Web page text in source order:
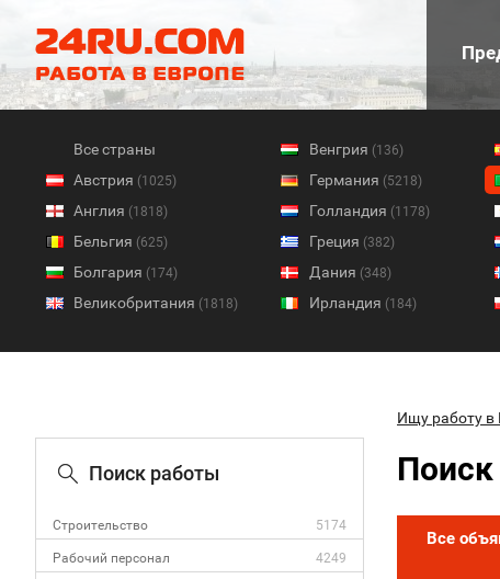
Все страны
Австрия (1025)
Англия (1818)
Бельгия (625)
Болгария (174)
Великобритания (1818)
Венгрия (136)
Германия (5218)
Голландия (1178)
Греция (382)
Дания (348)
Ирландия (184)
Поиск работы
Строительство 5174
Рабочий персонал 4249
Ищу работу в
Все